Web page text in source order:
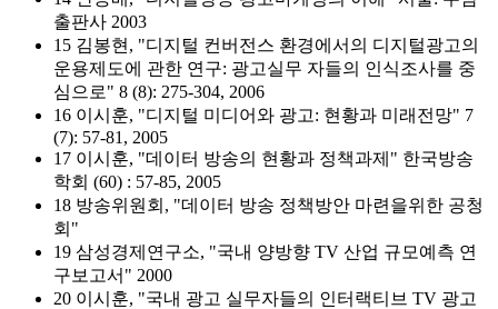
출판사 2003
15 김봉현, "디지털 컨버전스 환경에서의 디지털광고의
운용제도에 관한 연구: 광고실무 자들의 인식조사를 중
심으로" 8 (8): 275-304, 2006
16 이시훈, "디지털 미디어와 광고: 현황과 미래전망" 7
(7): 57-81, 2005
17 이시훈, "데이터 방송의 현황과 정책과제" 한국방송
학회 (60) : 57-85, 2005
18 방송위원회, "데이터 방송 정책방안 마련을위한 공청
회"
19 삼성경제연구소, "국내 양방향 TV 산업 규모예측 연
구보고서" 2000
20 이시훈, "국내 광고 실무자들의 인터랙티브 TV 광고